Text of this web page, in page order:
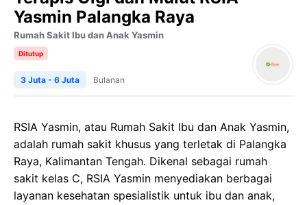
Yasmin Palangka Raya
Rumah Sakit Ibu dan Anak Yasmin
Ditutup
3 Juta - 6 Juta Bulanan
RSIA Yasmin, atau Rumah Sakit Ibu dan Anak Yasmin,
adalah rumah sakit khusus yang terletak di Palangka
Raya, Kalimantan Tengah. Dikenal sebagai rumah
sakit kelas C, RSIA Yasmin menyediakan berbagai
layanan kesehatan spesialistik untuk ibu dan anak,